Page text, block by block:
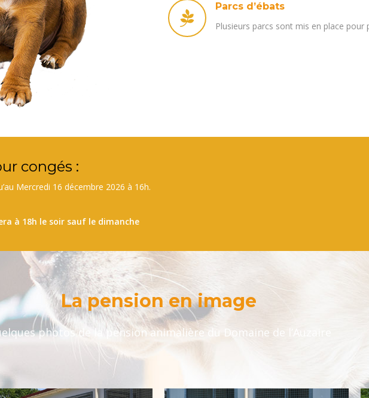
Parcs d’ébats
Plusieurs parcs sont mis en place pour
congés :
Mercredi 16 décembre 2026 à 16h.
à 18h le soir sauf le dimanche
La pension en image
photos de la pension animalière du Domaine de l’Auzaire